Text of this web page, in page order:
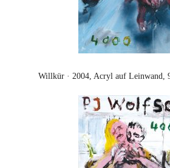
Willkür · 2004, Acryl auf Leinwand,